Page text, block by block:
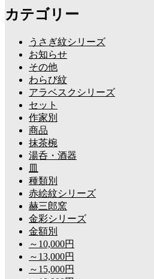
カテゴリー
うさぎ紋シリーズ
お知らせ
その他
わらび紋
アラベスクシリーズ
セット
作家別
商品
抹茶椀
湯呑・酒器
皿
種類別
赤絵紋シリーズ
赫三郎窯
金彩シリーズ
金額別
～10,000円
～13,000円
～15,000円